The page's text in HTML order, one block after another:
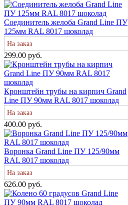
Соединитель желоба Grand Line ПУ
125мм RAL 8017 шоколад
На заказ
299.00 руб.
Кронштейн трубы на кирпич Grand
Line ПУ 90мм RAL 8017 шоколад
На заказ
400.00 руб.
Воронка Grand Line ПУ 125/90мм
RAL 8017 шоколад
На заказ
626.00 руб.